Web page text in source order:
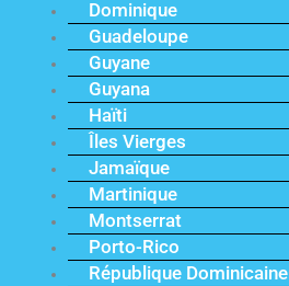
Dominique
Guadeloupe
Guyane
Guyana
Haïti
Îles Vierges
Jamaïque
Martinique
Montserrat
Porto-Rico
République Dominicaine